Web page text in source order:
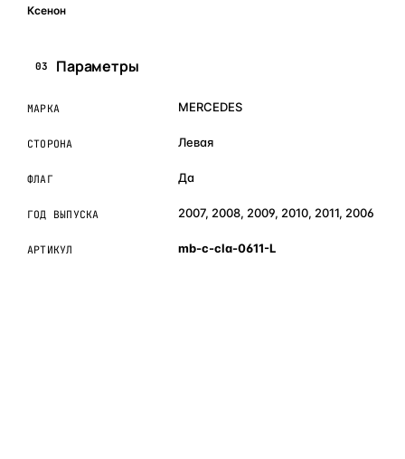
Ксенон
03 Параметры
МАРКА MERCEDES
СТОРОНА Левая
ФЛАГ Да
ГОД ВЫПУСКА 2007, 2008, 2009, 2010, 2011, 2006
АРТИКУЛ mb-c-cla-0611-L